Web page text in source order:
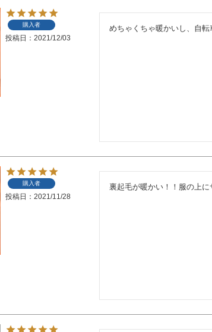
購入者
投稿日 2021/12/03
めちゃくちゃ暖かいし、自
購入者
投稿日 2021/11/28
裏起毛が暖かい！！服の上